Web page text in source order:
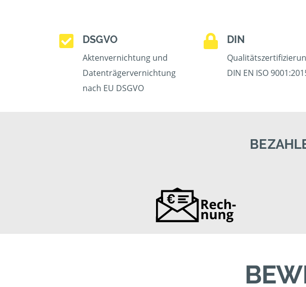
DSGVO
Aktenvernichtung und
Datenträgervernichtung
nach EU DSGVO
DIN
DIN EN ISO